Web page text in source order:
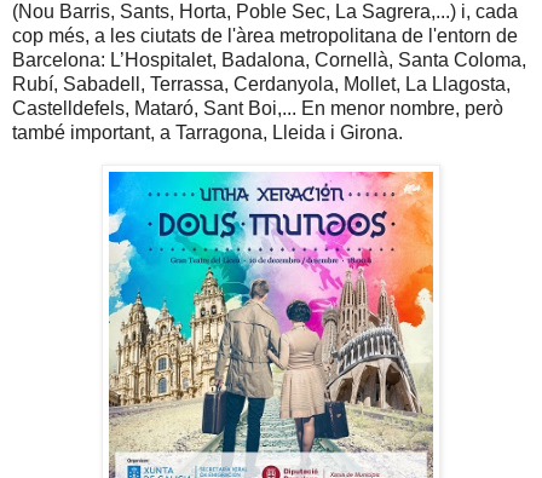
(Nou Barris, Sants, Horta, Poble Sec, La Sagrera,...) i, cada
cop més, a les ciutats de l'àrea metropolitana de l'entorn de
Barcelona: L’Hospitalet, Badalona, Cornellà, Santa Coloma,
Rubí, Sabadell, Terrassa, Cerdanyola, Mollet, La Llagosta,
Castelldefels, Mataró, Sant Boi,... En menor nombre, però
també important, a Tarragona, Lleida i Girona.